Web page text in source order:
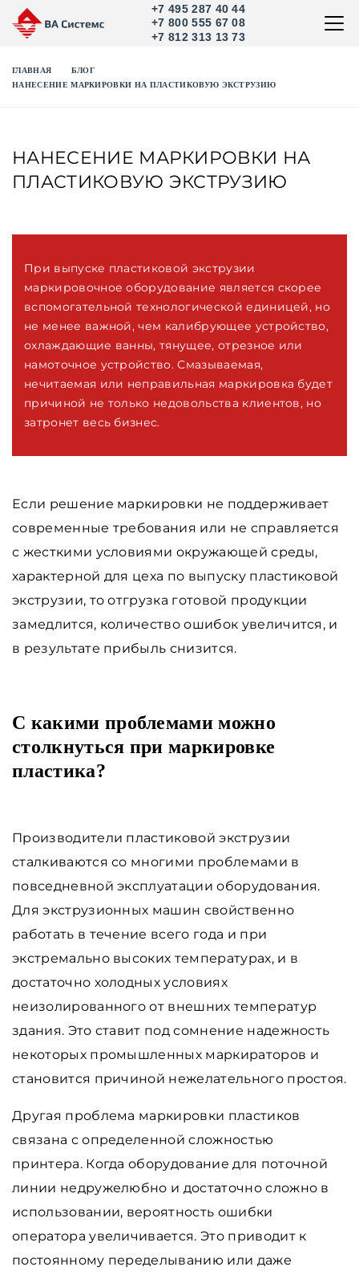
+7 495 287 40 44
+7 800 555 67 08
+7 812 313 13 73
ГЛАВНАЯ
БЛОГ
НАНЕСЕНИЕ МАРКИРОВКИ НА ПЛАСТИКОВУЮ ЭКСТРУЗИЮ
НАНЕСЕНИЕ МАРКИРОВКИ НА
ПЛАСТИКОВУЮ ЭКСТРУЗИЮ
При выпуске пластиковой экструзии
маркировочное оборудование является скорее
вспомогательной технологической единицей, но
не менее важной, чем калибрующее устройство,
охлаждающие ванны, тянущее, отрезное или
намоточное устройство. Смазываемая,
нечитаемая или неправильная маркировка будет
причиной не только недовольства клиентов, но
затронет весь бизнес.
Если решение маркировки не поддерживает
современные требования или не справляется
с жесткими условиями окружающей среды,
характерной для цеха по выпуску пластиковой
экструзии, то отгрузка готовой продукции
замедлится, количество ошибок увеличится, и
в результате прибыль снизится.
С какими проблемами можно
столкнуться при маркировке
пластика?
Производители пластиковой экструзии
сталкиваются со многими проблемами в
повседневной эксплуатации оборудования.
Для экструзионных машин свойственно
работать в течение всего года и при
экстремально высоких температурах, и в
достаточно холодных условиях
неизолированного от внешних температур
здания. Это ставит под сомнение надежность
некоторых промышленных маркираторов и
становится причиной нежелательного простоя.
Другая проблема маркировки пластиков
связана с определенной сложностью
принтера. Когда оборудование для поточной
линии недружелюбно и достаточно сложно в
использовании, вероятность ошибки
оператора увеличивается. Это приводит к
постоянному переделыванию или даже